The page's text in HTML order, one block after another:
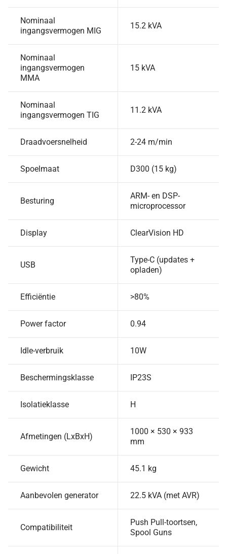
Nominaal
ingangsvermogen MIG
15.2 kVA
Nominaal
ingangsvermogen
MMA
15 kVA
Nominaal
ingangsvermogen TIG
11.2 kVA
Draadvoersnelheid 2-24 m/min
Spoelmaat D300 (15 kg)
Besturing
ARM- en DSP-
microprocessor
Display ClearVision HD
USB
Type-C (updates +
opladen)
Efficiëntie >80%
Power factor 0.94
Idle-verbruik 10W
Beschermingsklasse IP23S
Isolatieklasse H
Afmetingen (LxBxH)
1000 × 530 × 933
mm
Gewicht 45.1 kg
Aanbevolen generator 22.5 kVA (met AVR)
Compatibiliteit
Push Pull-toortsen,
Spool Guns